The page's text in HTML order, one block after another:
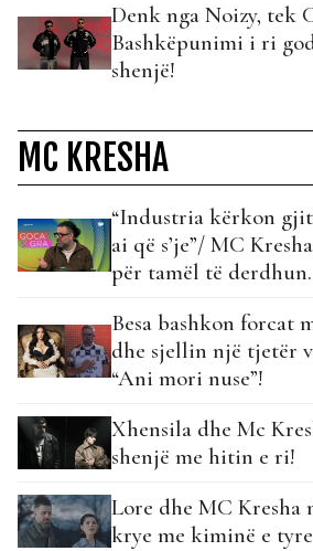
Denk nga Noizy, tek
Bashkëpunimi i ri
shenjë!
MC KRESHA
“Industria kërkon
ai që s’je”/ MC
për tamël të
Besa bashkon forcat
dhe sjellin një tjetër
“Ani mori nuse”!
Xhensila dhe Mc
shenjë me hitin e ri!
Lore dhe MC Kresha
krye me kiminë e